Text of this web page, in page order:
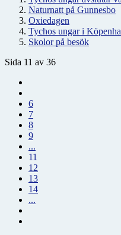
Naturnatt på Gunnesbo
Oxiedagen
Tychos ungar i
Skolor på besök
Sida 11 av 36
6
7
8
9
...
11
12
13
14
...